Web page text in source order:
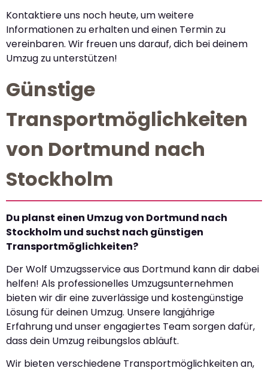
Kontaktiere uns noch heute, um weitere
Informationen zu erhalten und einen Termin zu
vereinbaren. Wir freuen uns darauf, dich bei deinem
Umzug zu unterstützen!
Günstige
Transportmöglichkeiten
von Dortmund nach
Stockholm
Du planst einen Umzug von Dortmund nach
Stockholm und suchst nach günstigen
Transportmöglichkeiten?
Der Wolf Umzugsservice aus Dortmund kann dir dabei
helfen! Als professionelles Umzugsunternehmen
bieten wir dir eine zuverlässige und kostengünstige
Lösung für deinen Umzug. Unsere langjährige
Erfahrung und unser engagiertes Team sorgen dafür,
dass dein Umzug reibungslos abläuft.
Wir bieten verschiedene Transportmöglichkeiten an,